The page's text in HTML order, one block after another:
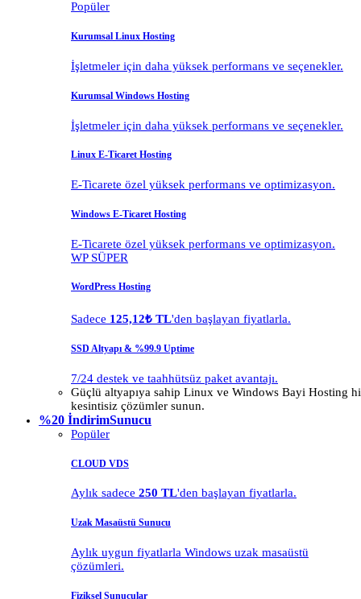
Popüler
Kurumsal Linux Hosting
İşletmeler için daha yüksek performans ve seçenekler.
Kurumsal Windows Hosting
İşletmeler için daha yüksek performans ve seçenekler.
Linux E-Ticaret Hosting
E-Ticarete özel yüksek performans ve optimizasyon.
Windows E-Ticaret Hosting
E-Ticarete özel yüksek performans ve optimizasyon.
WP SÜPER
WordPress Hosting
Sadece 125,12₺ TL'den başlayan fiyatlarla.
SSD Altyapı & %99.9 Uptime
7/24 destek ve taahhütsüz paket avantajı.
Güçlü altyapıya sahip Linux ve Windows Bayi Hosting
kesintisiz çözümler sunun.
%20 İndirimSunucu
Popüler
CLOUD VDS
Aylık sadece 250 TL'den başlayan fiyatlarla.
Uzak Masaüstü Sunucu
Aylık uygun fiyatlarla Windows uzak masaüstü
çözümleri.
Fiziksel Sunucular